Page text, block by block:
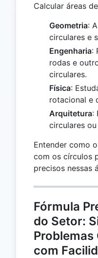
Calcular áreas
Geometria:
circulares e
Engenharia:
rodas e
circulares.
Física:
rotacional e
Arquitetura:
circulares
Entender como
com os círculos
precisos nessas
Fórmula
do Setor:
Problemas
com